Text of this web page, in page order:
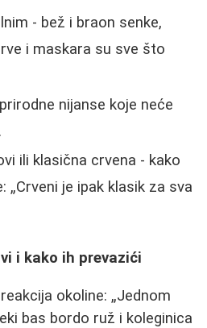
- bež i braon senke,
i maskara su sve što
nijanse koje neće
ili klasična crvena - kako
Crveni je ipak klasik za sva
i kako ih prevazići
okoline:
Jednom
bas bordo ruž i koleginica